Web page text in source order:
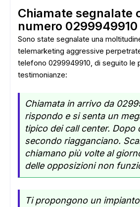
Chiamate segnalate
numero 0299949910
Sono state segnalate una
telemarketing aggressive
telefono 0299949910, di seguito le
testimonianze:
Chiamata in arrivo da
rispondo e si senta un
tipico dei call center. Dopo
secondo riagganciano.
chiamano più volte al
delle opposizioni non
Ti propongono un